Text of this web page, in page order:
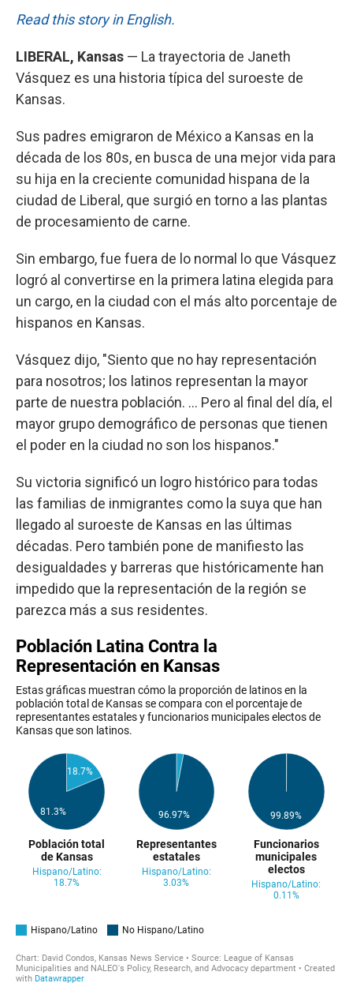
Read this story in English.
LIBERAL, Kansas — La trayectoria de Janeth
Vásquez es una historia típica del suroeste de
Kansas.
Sus padres emigraron de México a Kansas en la
década de los 80s, en busca de una mejor vida para
su hija en la creciente comunidad hispana de la
ciudad de Liberal, que surgió en torno a las plantas
de procesamiento de carne.
Sin embargo, fue fuera de lo normal lo que Vásquez
logró al convertirse en la primera latina elegida para
un cargo, en la ciudad con el más alto porcentaje de
hispanos en Kansas.
Vásquez dijo, "Siento que no hay representación
para nosotros; los latinos representan la mayor
parte de nuestra población. ... Pero al final del día, el
mayor grupo demográfico de personas que tienen
el poder en la ciudad no son los hispanos."
Su victoria significó un logro histórico para todas
las familias de inmigrantes como la suya que han
llegado al suroeste de Kansas en las últimas
décadas. Pero también pone de manifiesto las
desigualdades y barreras que históricamente han
impedido que la representación de la región se
parezca más a sus residentes.